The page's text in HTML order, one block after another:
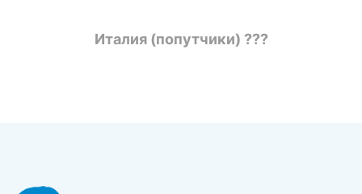
Италия (попутчики) ???